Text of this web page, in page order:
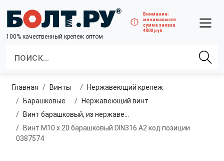
100% качественный крепеж оптом
Внимание:
минимальная
сумма заказа
4000 руб.
Главная винты
нержавеющий крепеж
барашковые
нержавеющий винт
Винт барашковый, из нержавеющей стали A2
Винт М10 х 20 барашковый DIN316 A2 код позиции
0387574